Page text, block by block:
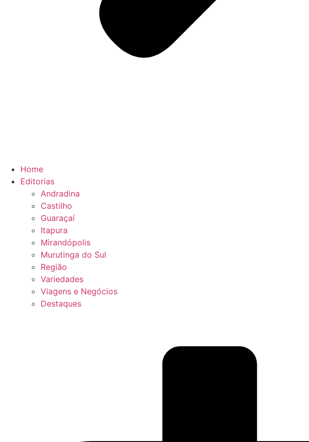
Home
Editorias
Andradina
Castilho
Guaraçaí
Itapura
Mirandópolis
Murutinga do Sul
Região
Variedades
Viagens e Negócios
Destaques